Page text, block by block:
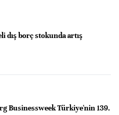
dış borç stokunda artış
Businessweek Türkiye'nin 139.